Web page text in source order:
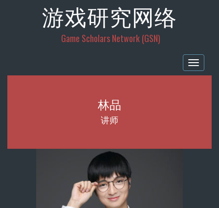
游戏研究网络
Game Scholars Network (GSN)
林品
讲师